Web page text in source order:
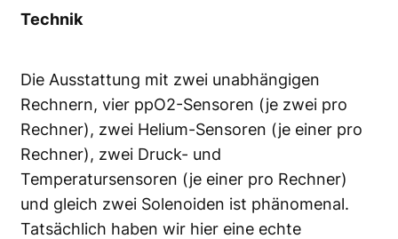
Technik
Die Ausstattung mit zwei unabhängigen
Rechnern, vier ppO2-Sensoren (je zwei pro
Rechner), zwei Helium-Sensoren (je einer pro
Rechner), zwei Druck- und
Temperatursensoren (je einer pro Rechner)
und gleich zwei Solenoiden ist phänomenal.
Tatsächlich haben wir hier eine echte